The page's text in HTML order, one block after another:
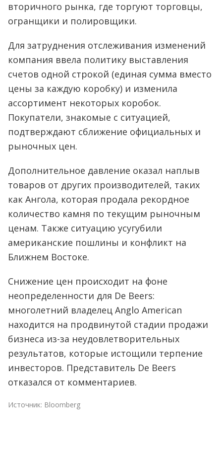
вторичного рынка, где торгуют торговцы,
огранщики и полировщики.
Для затруднения отслеживания изменений
компания ввела политику выставления
счетов одной строкой (единая сумма вместо
цены за каждую коробку) и изменила
ассортимент некоторых коробок.
Покупатели, знакомые с ситуацией,
подтверждают сближение официальных и
рыночных цен.
Дополнительное давление оказал наплыв
товаров от других производителей, таких
как Ангола, которая продала рекордное
количество камня по текущим рыночным
ценам. Также ситуацию усугубили
американские пошлины и конфликт на
Ближнем Востоке.
Снижение цен происходит на фоне
неопределенности для De Beers:
многолетний владелец Anglo American
находится на продвинутой стадии продажи
бизнеса из-за неудовлетворительных
результатов, которые истощили терпение
инвесторов. Представитель De Beers
отказался от комментариев.
Источник: Bloomberg